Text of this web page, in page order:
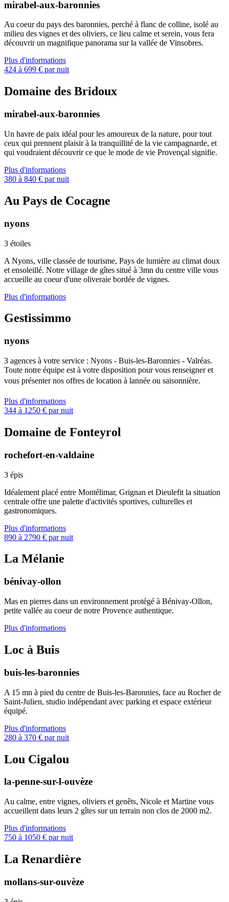
mirabel-aux-baronnies
Au coeur du pays des baronnies, perché à flanc de colline, isolé au
milieu des vignes et des oliviers, ce lieu calme et serein, vous fera
découvrir un magnifique panorama sur la vallée de Vinsobres.
Plus d'informations
424 à 699 € par nuit
Domaine des Bridoux
mirabel-aux-baronnies
Un havre de paix idéal pour les amoureux de la nature, pour tout
ceux qui prennent plaisir à la tranquillité de la vie campagnarde, et
qui voudraient découvrir ce que le mode de vie Provençal signifie.
Plus d'informations
380 à 840 € par nuit
Au Pays de Cocagne
nyons
3 étoiles
A Nyons, ville classée de tourisme, Pays de lumière au climat doux
et ensoleillé. Notre village de gîtes situé à 3mn du centre ville vous
accueille au coeur d'une oliveraie bordée de vignes.
Plus d'informations
Gestissimmo
nyons
3 agences à votre service : Nyons - Buis-les-Baronnies - Valréas.
Toute notre équipe est à votre disposition pour vous renseigner et
vous présenter nos offres de location à lannée ou saisonnière.
Plus d'informations
344 à 1250 € par nuit
Domaine de Fonteyrol
rochefort-en-valdaine
3 épis
Idéalement placé entre Montélimar, Grignan et Dieulefit la situation
centrale offre une palette d'activités sportives, culturelles et
gastronomiques.
Plus d'informations
890 à 2790 € par nuit
La Mélanie
bénivay-ollon
Mas en pierres dans un environnement protégé à Bénivay-Ollon,
petite vallée au coeur de notre Provence authentique.
Plus d'informations
Loc à Buis
buis-les-baronnies
A 15 mn à pied du centre de Buis-les-Baronnies, face au Rocher de
Saint-Julien, studio indépendant avec parking et espace extérieur
équipé.
Plus d'informations
280 à 370 € par nuit
Lou Cigalou
la-penne-sur-l-ouvèze
Au calme, entre vignes, oliviers et genêts, Nicole et Martine vous
accueillent dans leurs 2 gîtes sur un terrain non clos de 2000 m2.
Plus d'informations
750 à 1050 € par nuit
La Renardière
mollans-sur-ouvèze